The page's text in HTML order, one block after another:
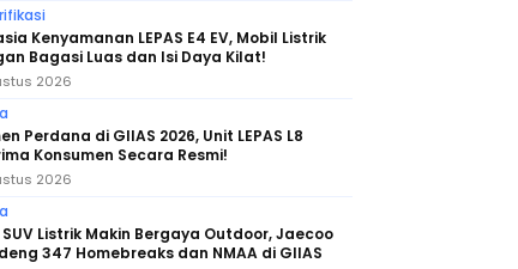
Kenyamanan LEPAS E4 EV, Mobil Listrik
Bagasi Luas dan Isi Daya Kilat!
2026
Perdana di GIIAS 2026, Unit LEPAS L8
Konsumen Secara Resmi!
2026
SUV Listrik Makin Bergaya Outdoor, Jaecoo
347 Homebreaks dan NMAA di GIIAS